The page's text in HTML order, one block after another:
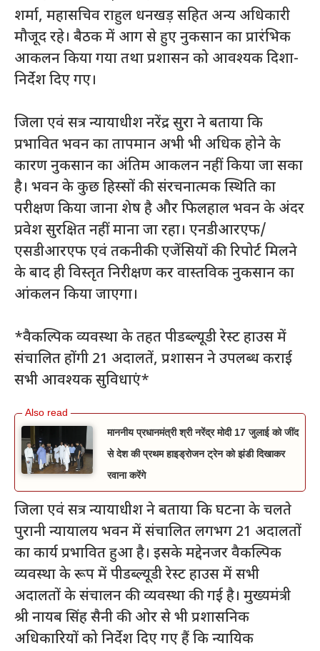
शर्मा, महासचिव राहुल धनखड़ सहित अन्य अधिकारी
मौजूद रहे। बैठक में आग से हुए नुकसान का प्रारंभिक
आकलन किया गया तथा प्रशासन को आवश्यक दिशा-
निर्देश दिए गए।
जिला एवं सत्र न्यायाधीश नरेंद्र सुरा ने बताया कि
प्रभावित भवन का तापमान अभी भी अधिक होने के
कारण नुकसान का अंतिम आकलन नहीं किया जा सका
है। भवन के कुछ हिस्सों की संरचनात्मक स्थिति का
परीक्षण किया जाना शेष है और फिलहाल भवन के अंदर
प्रवेश सुरक्षित नहीं माना जा रहा। एनडीआरएफ/
एसडीआरएफ एवं तकनीकी एजेंसियों की रिपोर्ट मिलने
के बाद ही विस्तृत निरीक्षण कर वास्तविक नुकसान का
आंकलन किया जाएगा।
*वैकल्पिक व्यवस्था के तहत पीडब्ल्यूडी रेस्ट हाउस में
संचालित होंगी 21 अदालतें, प्रशासन ने उपलब्ध कराई
सभी आवश्यक सुविधाएं*
माननीय प्रधानमंत्री श्री नरेंद्र मोदी 17 जुलाई को जींद
से देश की प्रथम हाइड्रोजन ट्रेन को झंडी दिखाकर
रवाना करेंगे
जिला एवं सत्र न्यायाधीश ने बताया कि घटना के चलते
पुरानी न्यायालय भवन में संचालित लगभग 21 अदालतों
का कार्य प्रभावित हुआ है। इसके मद्देनजर वैकल्पिक
व्यवस्था के रूप में पीडब्ल्यूडी रेस्ट हाउस में सभी
अदालतों के संचालन की व्यवस्था की गई है। मुख्यमंत्री
श्री नायब सिंह सैनी की ओर से भी प्रशासनिक
अधिकारियों को निर्देश दिए गए हैं कि न्यायिक